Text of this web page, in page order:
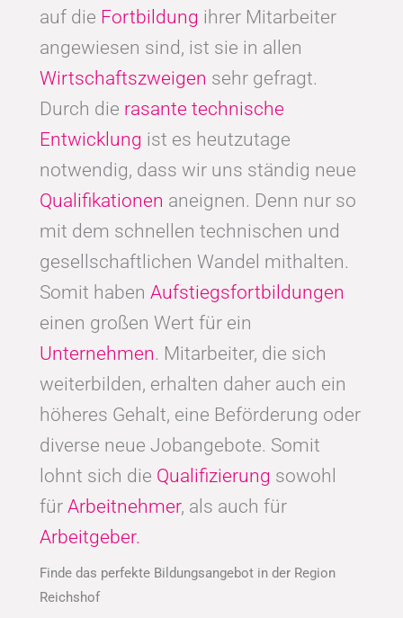
auf die Fortbildung ihrer Mitarbeiter
angewiesen sind, ist sie in allen
Wirtschaftszweigen sehr gefragt.
Durch die rasante technische
Entwicklung ist es heutzutage
notwendig, dass wir uns ständig neue
Qualifikationen aneignen. Denn nur so
mit dem schnellen technischen und
gesellschaftlichen Wandel mithalten.
Somit haben Aufstiegsfortbildungen
einen großen Wert für ein
Unternehmen. Mitarbeiter, die sich
weiterbilden, erhalten daher auch ein
höheres Gehalt, eine Beförderung oder
diverse neue Jobangebote. Somit
lohnt sich die Qualifizierung sowohl
für Arbeitnehmer, als auch für
Arbeitgeber.
Finde das perfekte Bildungsangebot in der Region
Reichshof